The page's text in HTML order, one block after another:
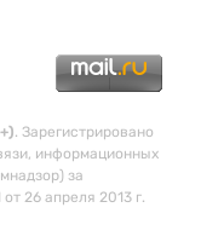
. Зарегистрировано
информационных
за
26 апреля 2013 г.